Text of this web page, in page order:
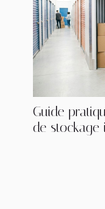
Guide
de stockage